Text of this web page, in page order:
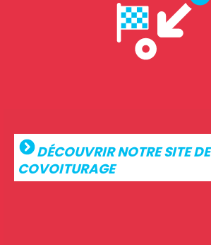
DÉCOUVRIR NOTRE SITE DE
COVOITURAGE